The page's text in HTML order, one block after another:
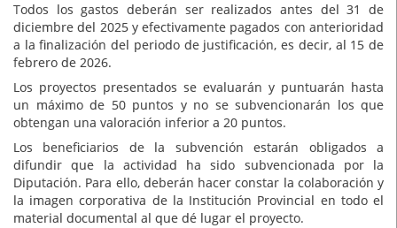
Todos los gastos deberán ser realizados antes del 31 de
diciembre del 2025 y efectivamente pagados con anterioridad
a la finalización del periodo de justificación, es decir, al 15 de
febrero de 2026.
Los proyectos presentados se evaluarán y puntuarán hasta
un máximo de 50 puntos y no se subvencionarán los que
obtengan una valoración inferior a 20 puntos.
Los beneficiarios de la subvención estarán obligados a
difundir que la actividad ha sido subvencionada por la
Diputación. Para ello, deberán hacer constar la colaboración y
la imagen corporativa de la Institución Provincial en todo el
material documental al que dé lugar el proyecto.